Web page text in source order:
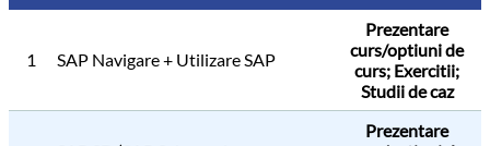
1 SAP Navigare + Utilizare SAP
Prezentare
curs/optiuni de
curs; Exercitii;
Studii de caz
Prezentare